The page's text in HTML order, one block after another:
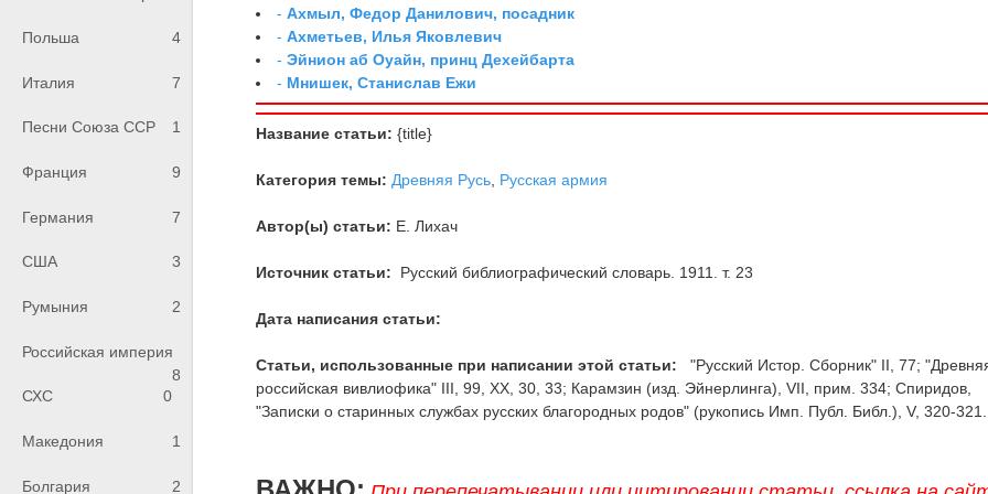
Польша 4
Италия 7
Песни Союза ССР 1
Франция 9
Германия 7
США 3
Румыния 2
Российская империя
8
СХС
0
Македония 1
Болгария 2
-Ахмыл, Федор Данилович, посадник
-Ахметьев, Илья Яковлевич
-Эйнион аб Оуайн, принц Дехейбарта
- Мнишек, Станислав Ежи
Название статьи: {title}
Категория темы: Древняя Русь Русская армия
Автор(ы) статьи: Е. Лихач
Источник статьи: Русский библиографический словарь. 1911. т. 23
Дата написания статьи:
Статьи, использованные при написании этой статьи:
"Русский Истор. Сборник" II, 77;
российская вивлиофика" III, 99, XX, 30, 33; Карамзин (изд. Эйнерлинга), VII, прим. 334; Спиридов,
"Записки о старинных службах русских благородных родов" (рукопись Имп. Публ. Библ.), V, 320-321.